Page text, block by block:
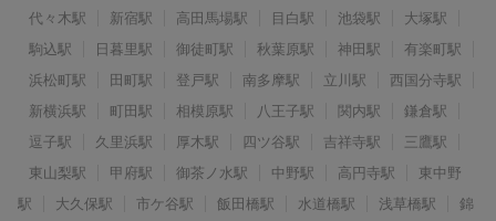
代々木駅
新宿駅 高田馬場駅 目白駅 池袋駅
大塚駅
駒込駅
日暮里駅 御徒町駅 秋葉原駅 神田駅
有楽町駅
浜松町駅
田町駅 登戸駅 南多摩駅 立川駅
西国分寺駅
新横浜駅
町田駅 相模原駅 八王子駅 関内駅
鎌倉駅
逗子駅
久里浜駅 厚木駅 四ツ谷駅 吉祥寺駅
三鷹駅
東山梨駅
甲府駅 御茶ノ水駅 中野駅 高円寺駅
東中野
駅
大久保駅 市ケ谷駅 飯田橋駅 水道橋駅 浅草橋駅
錦